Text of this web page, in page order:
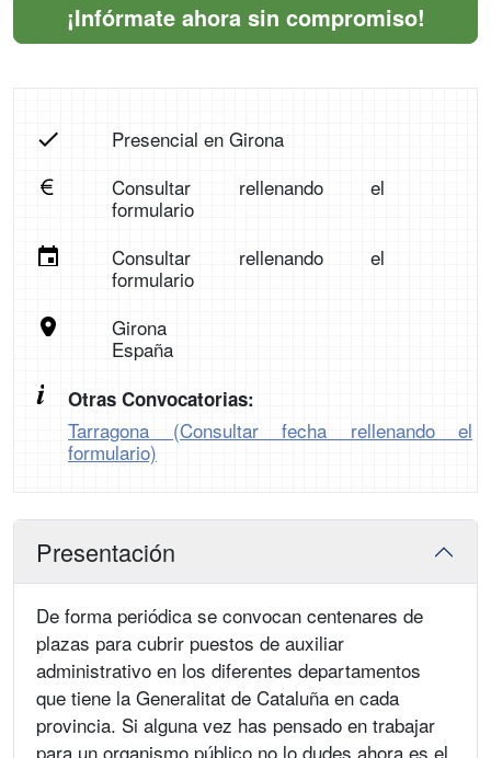
¡Infórmate ahora sin compromiso!
Presencial en Girona
Consultar rellenando el
formulario
Consultar rellenando el
formulario
Girona
España
Otras Convocatorias:
Tarragona (Consultar fecha rellenando el
formulario)
Presentación
De forma periódica se convocan centenares de
plazas para cubrir puestos de auxiliar
administrativo en los diferentes departamentos
que tiene la Generalitat de Cataluña en cada
provincia. Si alguna vez has pensado en trabajar
para un organismo público no lo dudes ahora es el